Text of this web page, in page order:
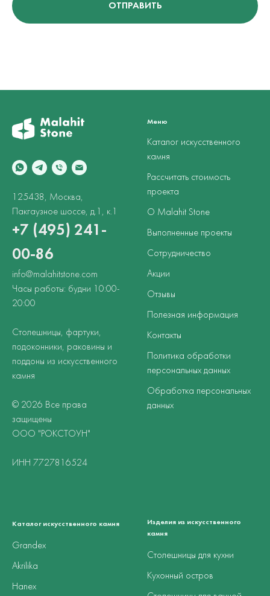
ОТПРАВИТЬ
125438, Москва,
Пакгаузное шоссе, д.1, к.1
+7 (495) 241-
00-86
info@malahitstone.com
Часы работы: будни 10:00-
20:00
Столешницы, фартуки,
подоконники, раковины и
поддоны из искусственного
камня
© 2026 Все права
защищены
ООО "РОКСТОУН"
ИНН 7727816524
Меню
Каталог искусственного
камня
Рассчитать стоимость
проекта
О Malahit Stone
Выполненные проекты
Сотрудничество
Акции
Отзывы
Полезная информация
Контакты
Политика обработки
персональных данных
Обработка персональных
данных
Каталог искусственного камня
Grandex
Akrilika
Hanex
Изделия из искусственного
камня
Столешницы для кухни
Кухонный остров